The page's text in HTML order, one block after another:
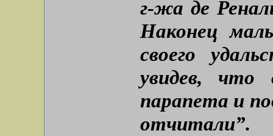
г-жа де
Наконец
своего
увидев, что
парапета и
отчитали”.